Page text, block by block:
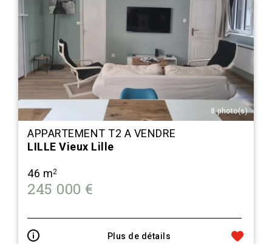
8 photo(s)
APPARTEMENT T2 A VENDRE
LILLE Vieux Lille
46 m2
245 000 €
Plus de détails